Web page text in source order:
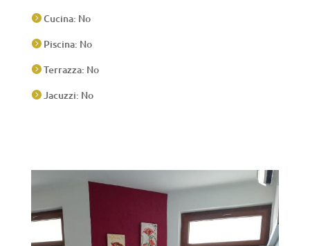
Cucina: No
Piscina: No
Terrazza: No
Jacuzzi: No